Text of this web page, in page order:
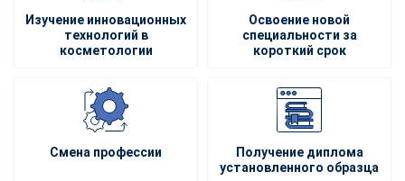
Изучение инновационных
технологий в
косметологии
Освоение новой
специальности за
короткий срок
Смена профессии
Получение диплома
установленного образца